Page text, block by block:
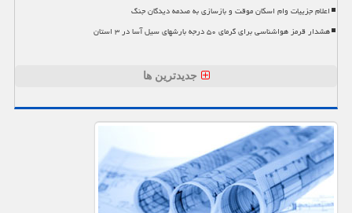
اعلام جزییات وام اسکان موقت و بازسازی به صدمه دیدگان جنگ
هشدار قرمز هواشناسی برای گرمای ۵۰ درجه بارشهای سیل آسا در ۳ استان
جدیدترین ها